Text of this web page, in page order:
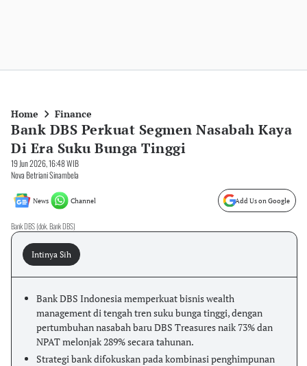
Home Finance
Bank DBS Perkuat Segmen Nasabah Kaya
Di Era Suku Bunga Tinggi
19 Jun 2026, 16:48 WIB
Nova Betriani Sinambela
News Channel Add Us on Google
Bank DBS (dok. Bank DBS)
Intinya Sih
Bank DBS Indonesia memperkuat bisnis wealth
management di tengah tren suku bunga tinggi, dengan
pertumbuhan nasabah baru DBS Treasures naik 73% dan
NPAT melonjak 289% secara tahunan.
Strategi bank difokuskan pada kombinasi penghimpunan